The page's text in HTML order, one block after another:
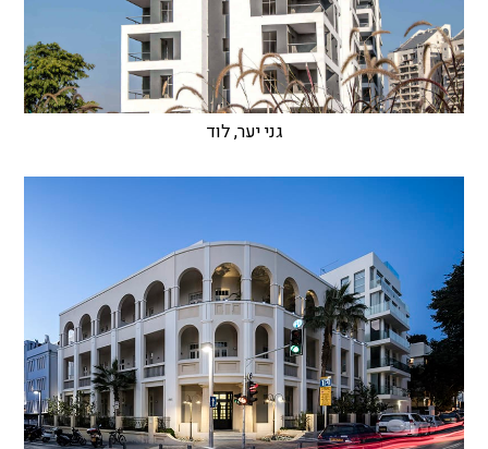
גני יער, לוד